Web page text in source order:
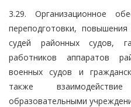
3.29. Организационное
переподготовки,
судей районных судов,
работников аппаратов
военных судов и
также
образовательными